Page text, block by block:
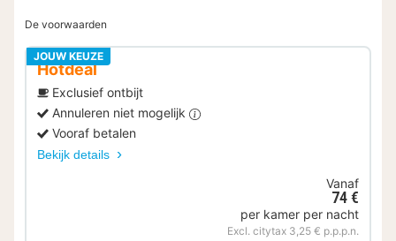
De voorwaarden
JOUW KEUZE
Hotdeal
Exclusief ontbijt
Annuleren niet mogelijk
Vooraf betalen
Bekijk details
Vanaf
74 €
per kamer per nacht
Excl. citytax 3,25 € p.p.p.n.